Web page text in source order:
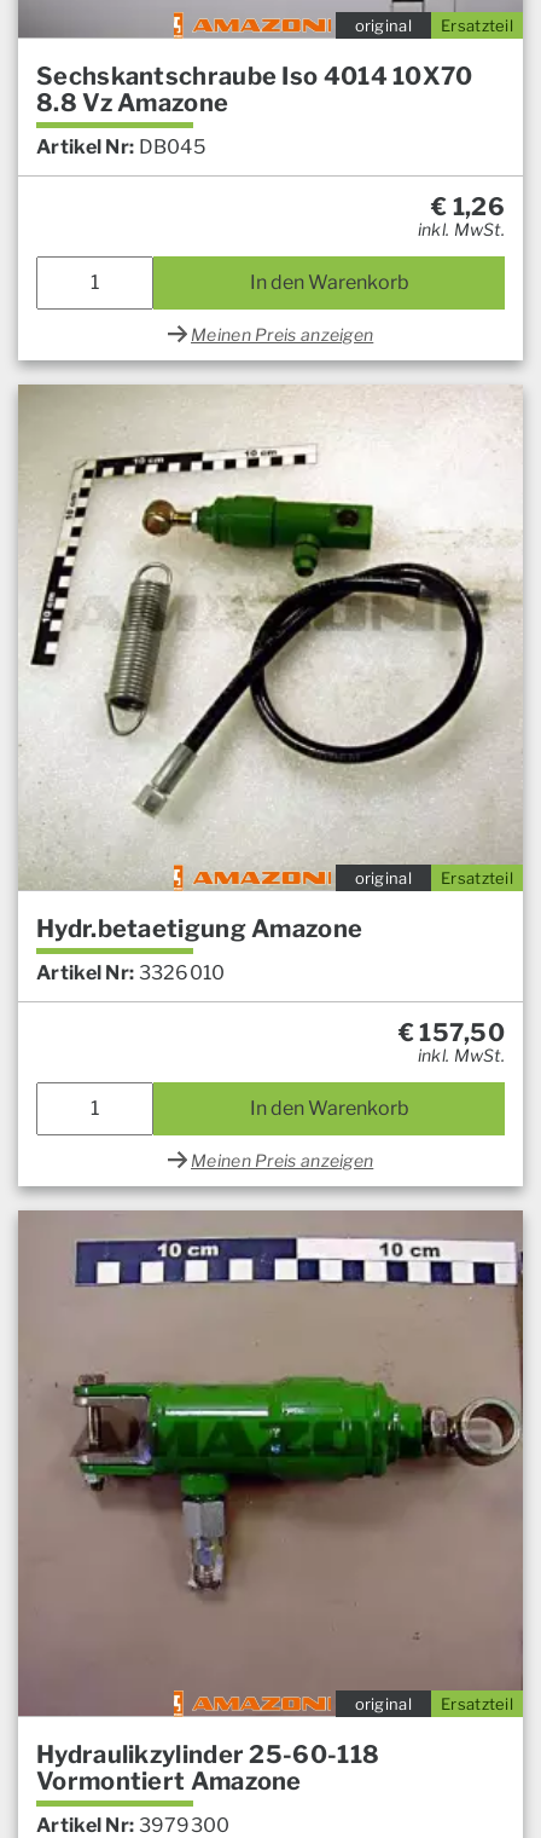
Ersatzteil
original
Sechskantschraube Iso 4014 10X70
8.8 Vz Amazone
Artikel Nr: DB045
€ 1,26
inkl. MwSt.
In den Warenkorb
Meinen Preis anzeigen
Ersatzteil
original
Hydr.betaetigung Amazone
Artikel Nr: 3326010
€157,50
inkl. MwSt.
In den Warenkorb
Meinen Preis anzeigen
Ersatzteil
original
Hydraulikzylinder 25-60-118
Vormontiert Amazone
Artikel Nr: 3979300